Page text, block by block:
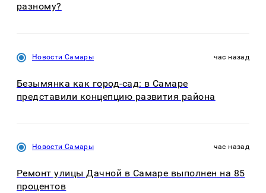
разному?
Новости Самары час назад
Безымянка как город-сад: в Самаре
представили концепцию развития района
Новости Самары час назад
Ремонт улицы Дачной в Самаре выполнен на 85
процентов